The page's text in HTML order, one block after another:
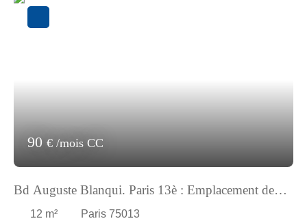
Dépôt de garantie : 90,00 Euros. Honoraires charge locataire :
90 € /mois CC
Bd Auguste Blanqui. Paris 13è : Emplacement de
Parking.
12 m² Paris 75013